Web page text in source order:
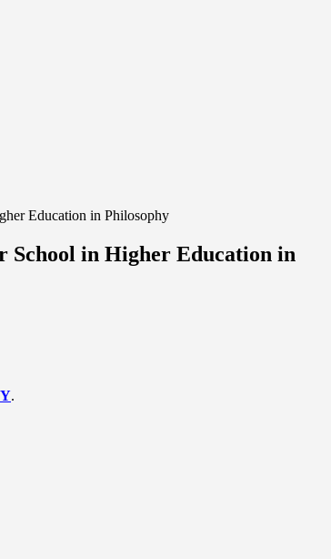
Education in Philosophy
School in Higher Education in
.